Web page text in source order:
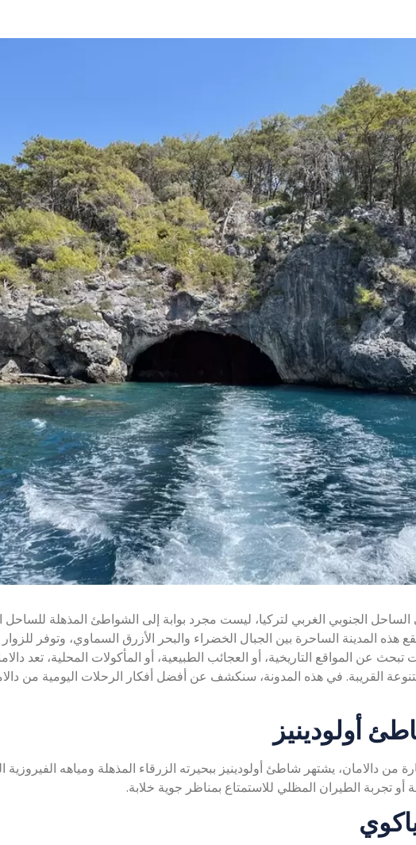
الساحل الجنوبي الغربي لتركيا، ليست مجرد بوابة إلى الشواطئ المذهلة للساحل
هذه المدينة الساحرة بين الجبال الخضراء والبحر الأزرق السماوي، وتوفر
عن المواقع التاريخية، أو العجائب الطبيعية، أو المأكولات المحلية، تعد
القريبة. في هذه المدونة، سنكشف عن أفضل أفكار الرحلات اليومية من
دالامان، يشتهر شاطئ أولودينيز ببحيرته الزرقاء المذهلة ومياهه الفيروزية
تجربة الطيران المظلي للاستمتاع بمناظر جوية خلابة.